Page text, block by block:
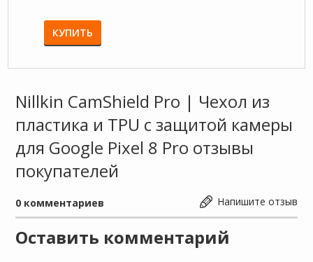
КУПИТЬ
Nillkin CamShield Pro | Чехол из
пластика и TPU с защитой камеры
для Google Pixel 8 Pro отзывы
покупателей
Напишите отзыв
0 комментариев
Оставить комментарий